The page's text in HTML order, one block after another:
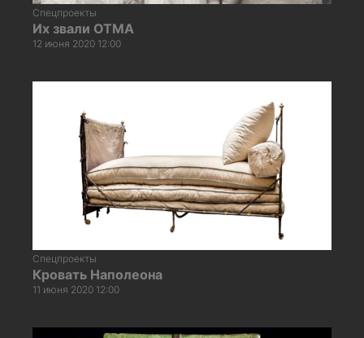
Спецпроекты
Их звали ОТМА
12 июня 2020 12:00
Спецпроекты
Кровать Наполеона
11 июня 2020 12:00